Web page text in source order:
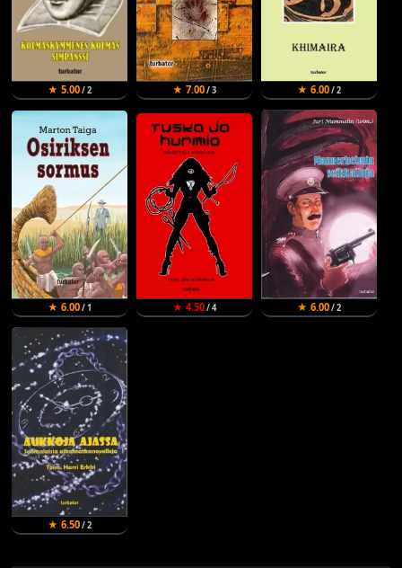
★ 5.00/ 2 ★ 7.00/ 3 ★ 6.00/ 2
★ 6.00/ 1 ★ 4.50/ 4 ★ 6.00/ 2
★ 6.50/ 2